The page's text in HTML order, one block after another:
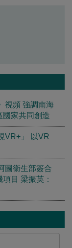
視頻 強調南海
國家共同創造
VR+」 以VR
圖衞生部簽合
目 梁振英：